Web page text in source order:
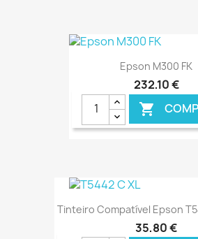
Epson M300 FK
232,10 €

Tinteiro Compatível Epson
35,80 €